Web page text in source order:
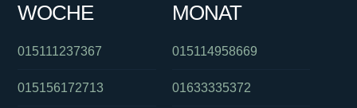
WOCHE
015111237367
015156172713
MONAT
015114958669
01633335372